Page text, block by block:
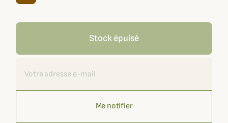
Stock épuisé
Me notifier